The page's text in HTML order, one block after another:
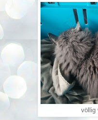
völlig